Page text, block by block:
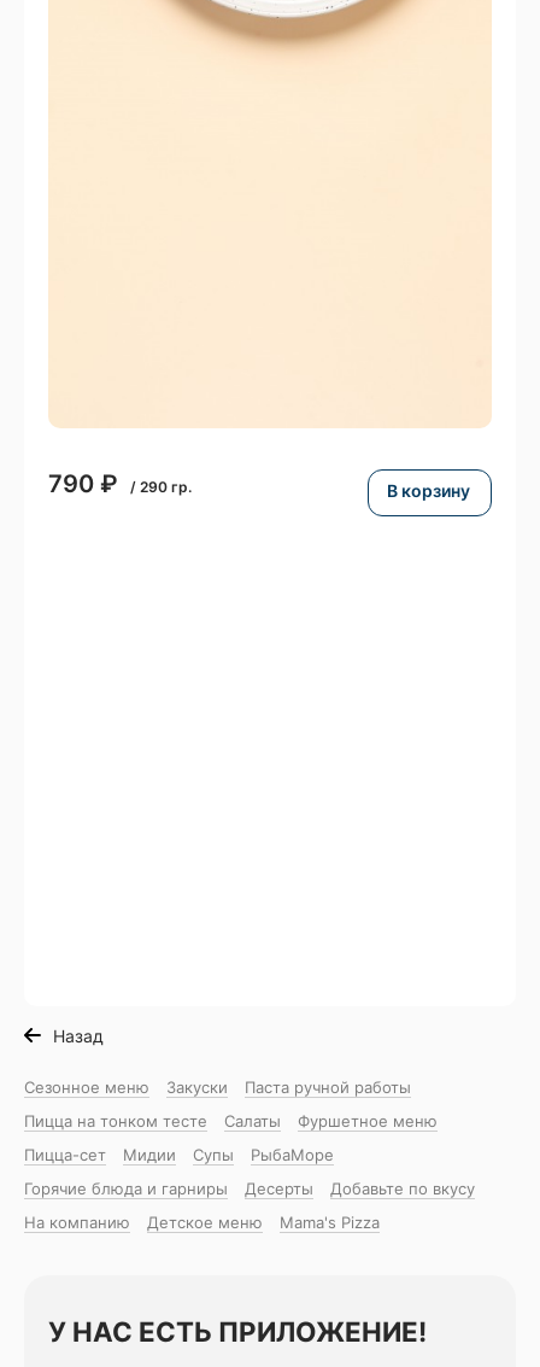
790 ₽ / 290 гр. В корзину
Назад
Сезонное меню Закуски
Паста ручной работы
Пицца на тонком тесте
Салаты
Фуршетное меню
Пицца-сет
Мидии Супы
РыбаМоре
Горячие блюда и гарниры
Десерты
Добавьте по вкусу
На компанию
Детское меню Mama's Pizza
У НАС ЕСТЬ ПРИЛОЖЕНИЕ!